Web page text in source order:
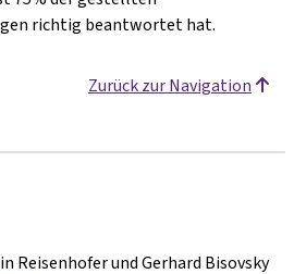
richtig beantwortet hat.
Zurück zur Navigation
Reisenhofer und Gerhard Bisovsky